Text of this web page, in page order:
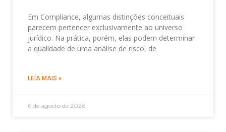
Em Compliance, algumas distinções conceituais
parecem pertencer exclusivamente ao universo
jurídico. Na prática, porém, elas podem determinar
a qualidade de uma análise de risco, de
LEIA MAIS »
6 de agosto de 2026